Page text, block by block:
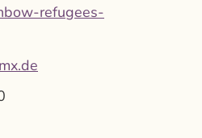
refugees-